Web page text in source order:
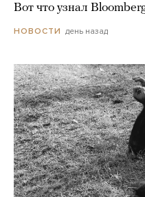
Вот что узнал
НОВОСТИ день назад